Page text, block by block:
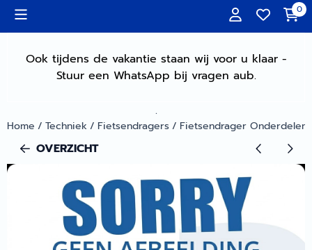
0
Ook tijdens de vakantie staan wij voor u klaar -
Stuur een WhatsApp bij vragen aub.
.
Home / Techniek/ Fietsendragers/ Fietsendrager Onderdelen
OVERZICHT